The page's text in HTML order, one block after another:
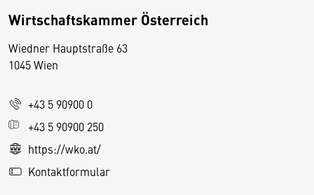
Wirtschaftskammer Österreich
Wiedner Hauptstraße 63
1045 Wien
+43 5 90900 0
+43 5 90900 250
https://wko.at/
Kontaktformular
D
s
e
S
e